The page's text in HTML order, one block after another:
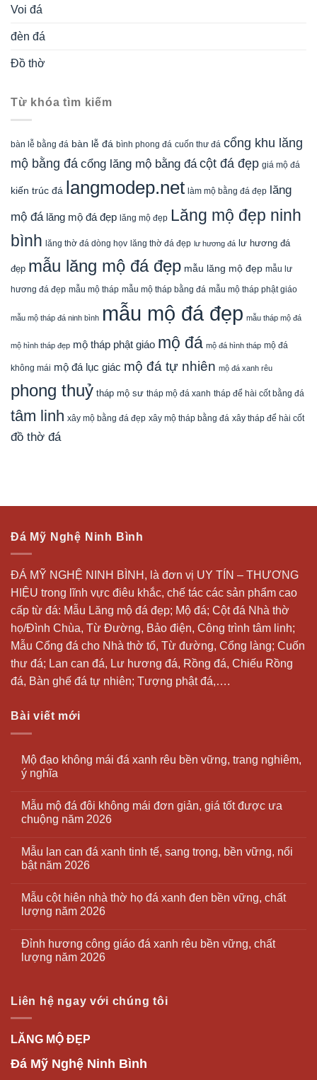
Voi đá
đèn đá
Đồ thờ
Từ khóa tìm kiếm
bàn lễ bằng đá bàn lễ đá bình phong đá cuốn thư đá cổng khu lăng
mộ bằng đá cổng lăng mộ bằng đá cột đá đẹp giá mộ đá
kiến trúc đá langmodep.net làm mộ bằng đá đẹp lăng
mộ đá lăng mộ đá đẹp lăng mộ đẹp Lăng mộ đẹp ninh
bình lăng thờ đá dòng họv lăng thờ đá đẹp lư hương đá lư hương đá
đẹp mẫu lăng mộ đá đẹp mẫu lăng mộ đẹp mẫu lư
hương đá đẹp mẫu mộ tháp mẫu mộ tháp bằng đá mẫu mộ tháp phật giáo
mẫu mộ tháp đá ninh bình mẫu mộ đá đẹp mẫu tháp mộ đá
mộ hình tháp đẹp mộ tháp phật giáo mộ đá mộ đá hình tháp mộ đá
không mái mộ đá lục giác mộ đá tự nhiên mộ đá xanh rêu
phong thuỷ tháp mộ sư tháp mộ đá xanh tháp để hài cốt bằng đá
tâm linh xây mộ bằng đá đẹp xây mộ tháp bằng đá xây tháp để hài cốt
đồ thờ đá
Đá Mỹ Nghệ Ninh Bình
ĐÁ MỸ NGHỆ NINH BÌNH, là đơn vị UY TÍN – THƯƠNG
HIỆU trong lĩnh vực điêu khắc, chế tác các sản phẩm cao
cấp từ đá: Mẫu Lăng mộ đá đẹp; Mộ đá; Cột đá Nhà thờ
họ/Đình Chùa, Từ Đường, Bảo điện, Công trình tâm linh;
Mẫu Cổng đá cho Nhà thờ tổ, Từ đường, Cổng làng; Cuốn
thư đá; Lan can đá, Lư hương đá, Rồng đá, Chiếu Rồng
đá, Bàn ghế đá tự nhiên; Tượng phật đá,….
Bài viết mới
Mộ đạo không mái đá xanh rêu bền vững, trang nghiêm,
ý nghĩa
Mẫu mộ đá đôi không mái đơn giản, giá tốt được ưa
chuộng năm 2026
Mẫu lan can đá xanh tinh tế, sang trọng, bền vững, nổi
bật năm 2026
Mẫu cột hiên nhà thờ họ đá xanh đen bền vững, chất
lượng năm 2026
Đỉnh hương công giáo đá xanh rêu bền vững, chất
lượng năm 2026
Liên hệ ngay với chúng tôi
LĂNG MỘ ĐẸP
Đá Mỹ Nghệ Ninh Bình